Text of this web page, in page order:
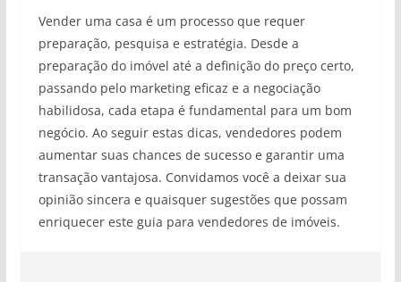
Vender uma casa é um processo que requer
preparação, pesquisa e estratégia. Desde a
preparação do imóvel até a definição do preço certo,
passando pelo marketing eficaz e a negociação
habilidosa, cada etapa é fundamental para um bom
negócio. Ao seguir estas dicas, vendedores podem
aumentar suas chances de sucesso e garantir uma
transação vantajosa. Convidamos você a deixar sua
opinião sincera e quaisquer sugestões que possam
enriquecer este guia para vendedores de imóveis.